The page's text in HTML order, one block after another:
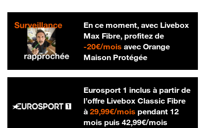
En ce moment, avec Livebox
Max Fibre, profitez de
-20€/mois20 € par mois
avec Orange
Maison Protégée
Eurosport 1 inclus à partir de
l’offre Livebox Classic Fibre
à 29,99€/mois29,99 € par mois
pendant 12
mois puis 42,99€/mois42,99 € par